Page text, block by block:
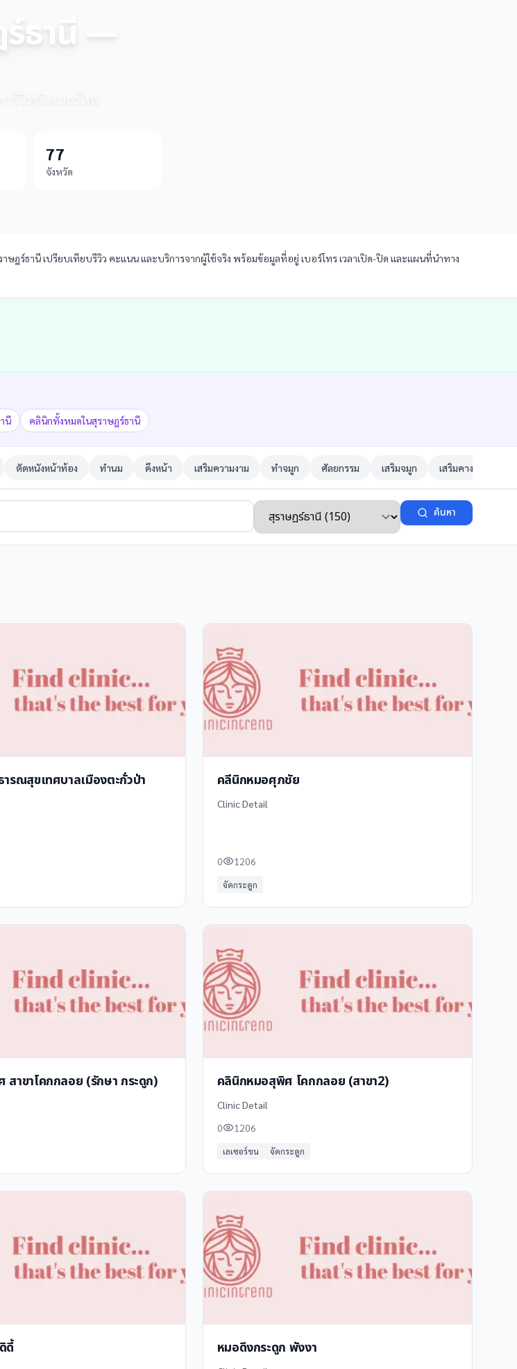
ร์ธานี —
วิวจริง เบอร์โทร
77
จังหวัด
ฎร์ธานี เปรียบเทียบรีวิว คะแนน และบริการจากผู้ใช้จริง พร้อมข้อมูลที่อยู่ เบอร์โทร เวลาเปิด-ปิด และแผนที่นำทาง
นี คลินิกทั้งหมดในสุราษฎร์ธานี
ตัดหนังหน้าท้อง ทำนม ดึงหน้า เสริมความงาม ทำจมูก ศัลยกรรม เสริมจมูก เสริมคาง
ค้นหา
รณสุขเทศบาลเมืองตะกั่วป่า คลีนิกหมอศุภชัย
Clinic Detail
0 1206
จัดกระดูก
าขาโคกกลอย (รักษา กระดูก) คลินิกหมอสุพิศ โคกกลอย (สาขา2)
Clinic Detail
0
1206
เลเซอร์ขน จัดกระดูก
ดี้ หมอดึงกระดูก พังงา